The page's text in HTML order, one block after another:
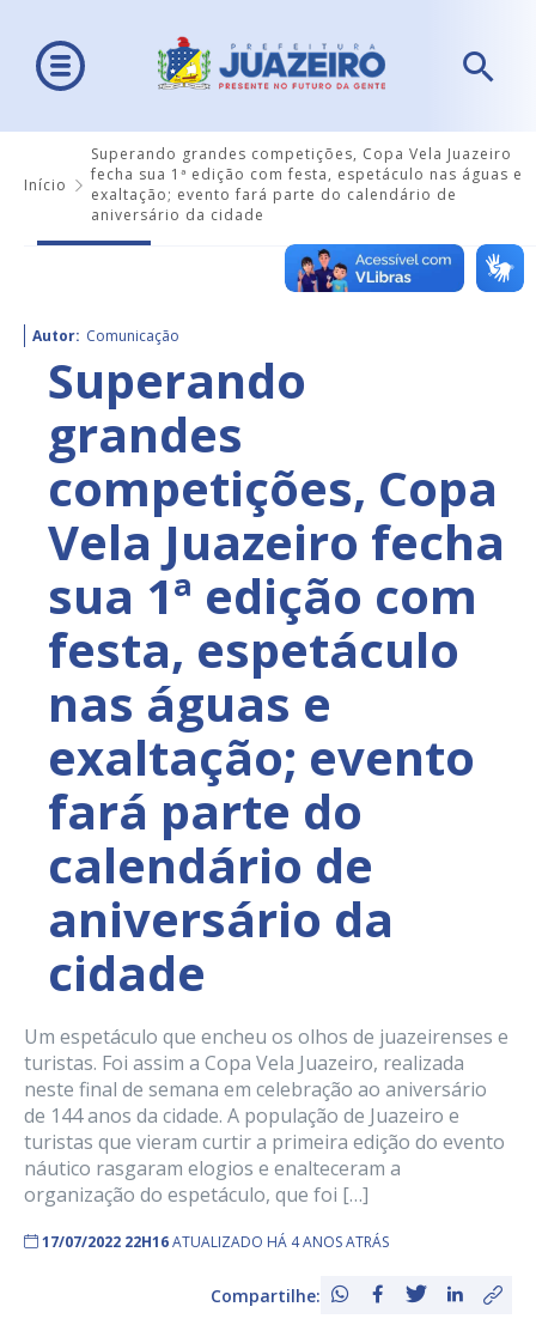
Início
Superando grandes competições, Copa Vela Juazeiro
fecha sua 1ª edição com festa, espetáculo nas águas e
exaltação; evento fará parte do calendário de
aniversário da cidade
Autor: Comunicação
Superando
grandes
competições, Copa
Vela Juazeiro fecha
sua 1ª edição com
festa, espetáculo
nas águas e
exaltação; evento
fará parte do
calendário de
aniversário da
cidade
Um espetáculo que encheu os olhos de juazeirenses e
turistas. Foi assim a Copa Vela Juazeiro, realizada
neste final de semana em celebração ao aniversário
de 144 anos da cidade. A população de Juazeiro e
turistas que vieram curtir a primeira edição do evento
náutico rasgaram elogios e enalteceram a
organização do espetáculo, que foi […]
17/07/2022 22H16ATUALIZADO HÁ 4 ANOS ATRÁS
Compartilhe: